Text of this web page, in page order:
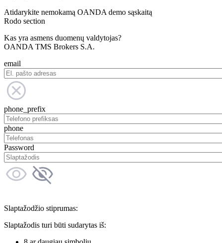
Atidarykite nemokamą OANDA demo sąskaitą
Rodo section
Kas yra asmens duomenų valdytojas?
OANDA TMS Brokers S.A.
email
phone_prefix
phone
Password
Slaptažodžio stiprumas:
Slaptažodis turi būti sudarytas iš: